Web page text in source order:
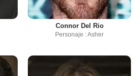
Connor Del Rio
Personaje : Asher